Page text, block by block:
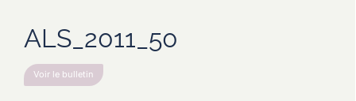
ALS_2011_50
Voir le bulletin